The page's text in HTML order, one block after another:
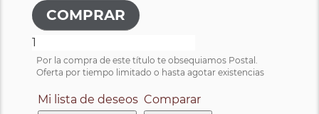
Por la compra de este título te obsequiamos Postal.
Oferta por tiempo limitado o hasta agotar existencias
Mi lista de deseos Comparar